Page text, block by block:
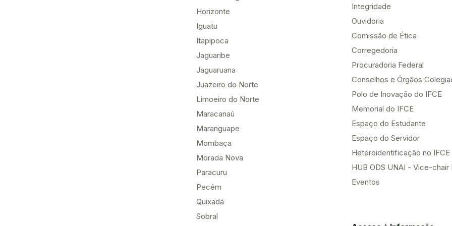
Horizonte
Iguatu
Itapipoca
Jaguaribe
Jaguaruana
Juazeiro do Norte
Limoeiro do Norte
Maracanaú
Maranguape
Mombaça
Morada Nova
Paracuru
Pecém
Quixadá
Sobral
Integridade
Ouvidoria
Comissão de Ética
Corregedoria
Procuradoria Federal
Conselhos e Órgãos
Polo de Inovação do IFCE
Memorial do IFCE
Espaço do Estudante
Espaço do Servidor
Heteroidentificação no IFCE
HUB ODS UNAI - Vice-chair
Eventos